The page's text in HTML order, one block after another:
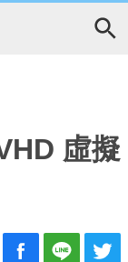
虛擬